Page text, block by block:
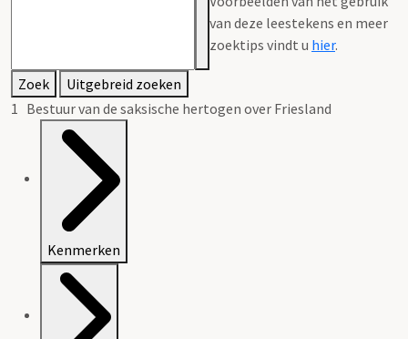
van deze leestekens en meer
zoektips vindt u hier.
Zoek
Uitgebreid zoeken
1 Bestuur van de saksische hertogen over Friesland
Kenmerken